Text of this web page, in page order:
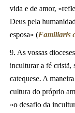
vida e de amor,
Deus pela
esposa» (Familiaris
9. As vossas
inculturar a fé cristã,
catequese. A
cultura do próprio
«o desafio da